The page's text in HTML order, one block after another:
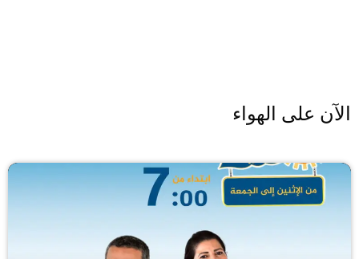
الآن على الهواء